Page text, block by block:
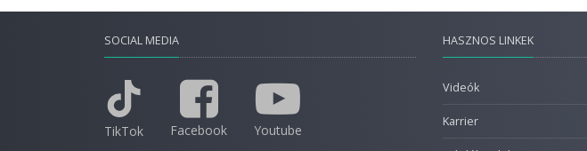
SOCIAL MEDIA
TikTok Facebook Youtube
HASZNOS LINKEK
Videók
Karrier